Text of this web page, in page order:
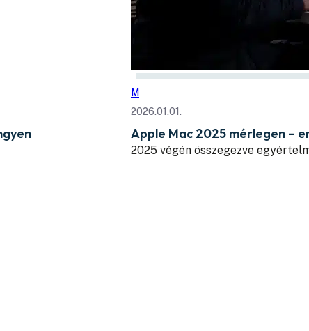
M
2026.01.01.
Apple Mac 2025 mérlegen –
2025 végén összegezve